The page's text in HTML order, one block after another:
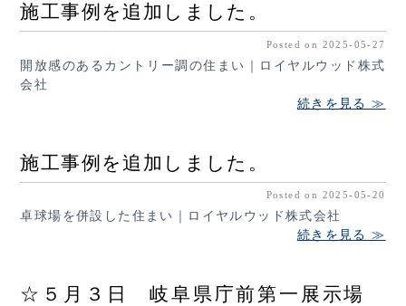
施工事例を追加しました。
Posted on 2025-05-27
開放感のあるカントリー調の住まい｜ロイヤルウッド株式
会社
続きを見る ≫
施工事例を追加しました。
Posted on 2025-05-20
卓球場を併設した住まい｜ロイヤルウッド株式会社
続きを見る ≫
☆５月３日 岐阜県庁前第一展示場